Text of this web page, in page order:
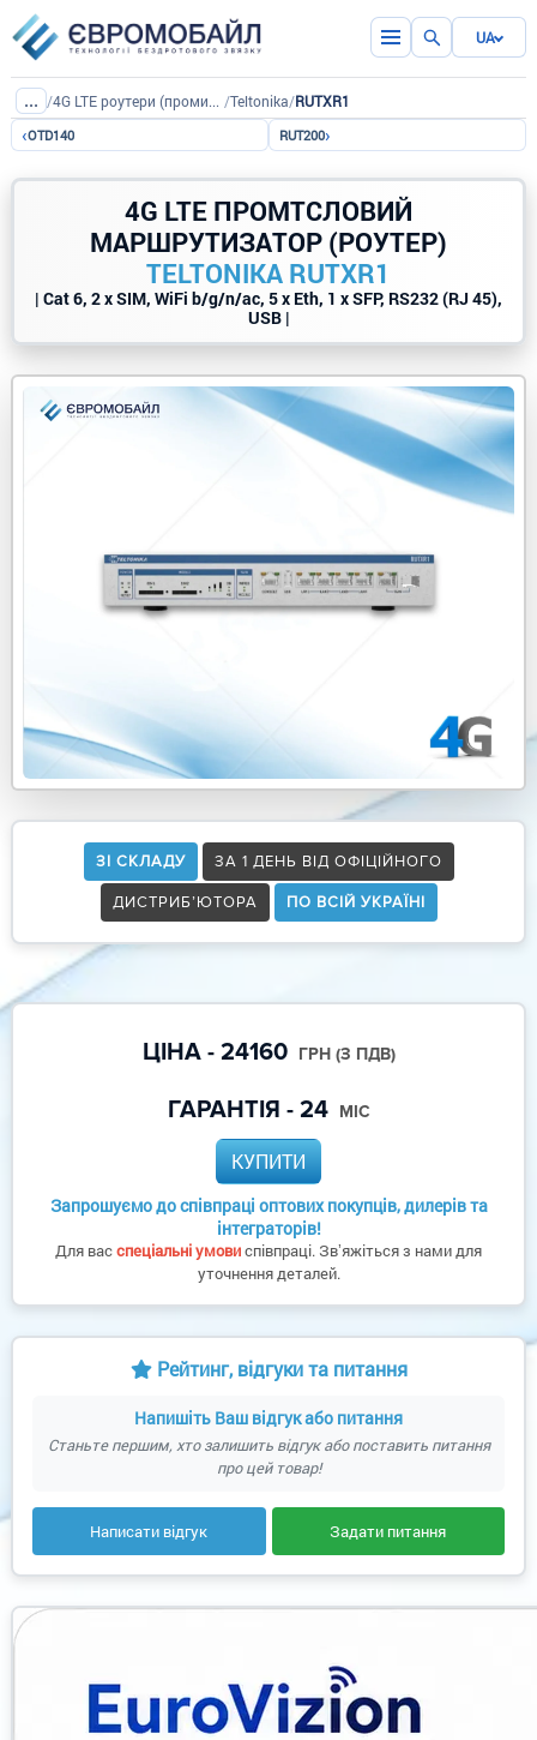
UA
... / 4G LTE роутери (промислові) /Teltonika/RUTXR1
‹OTD140 RUT200›
4G LTE ПРОМТСЛОВИЙ
МАРШРУТИЗАТОР (РОУТЕР)
TELTONIKA RUTXR1
| Cat 6, 2 x SIM, WiFi b/g/n/ac, 5 x Eth, 1 x SFP, RS232 (RJ 45),
USB |
ЗІ СКЛАДУ ЗА 1 ДЕНЬ ВІД ОФІЦІЙНОГО
ДИСТРИБ’ЮТОРА ПО ВСІЙ УКРАЇНІ
ЦІНА - 24160 ГРН (З ПДВ)
ГАРАНТІЯ - 24 МІС
КУПИТИ
Запрошуємо до співпраці оптових покупців, дилерів та
інтеграторів!
Для васспеціальні умовиспівпраці. Звʼяжіться з нами для
уточнення деталей.
Рейтинг, відгуки та питання
Напишіть Ваш відгук або питання
Станьте першим, хто залишить відгук або поставить питання
про цей товар!
Написати відгук Задати питання